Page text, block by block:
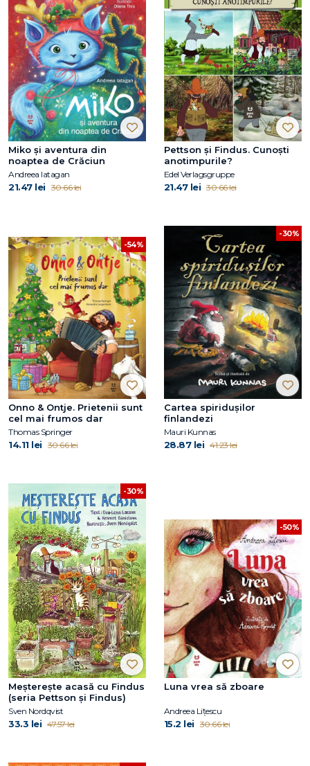
Miko și aventura din
noaptea de Crăciun
Andreea Iatagan
21.47 lei 30.66 lei
Pettson și Findus. Cunoști
anotimpurile?
Edel Verlagsgruppe
21.47 lei 30.66 lei
-54%
Onno & Ontje. Prietenii sunt
cel mai frumos dar
Thomas Springer
14.11 lei 30.66 lei
-30%
Cartea spiridușilor
finlandezi
Mauri Kunnas
28.87 lei 41.23 lei
-30%
Meșterește acasă cu Findus
(seria Pettson și Findus)
Sven Nordqvist
33.3 lei 47.57 lei
-50%
Luna vrea să zboare
Andreea Lițescu
15.2 lei 30.66 lei